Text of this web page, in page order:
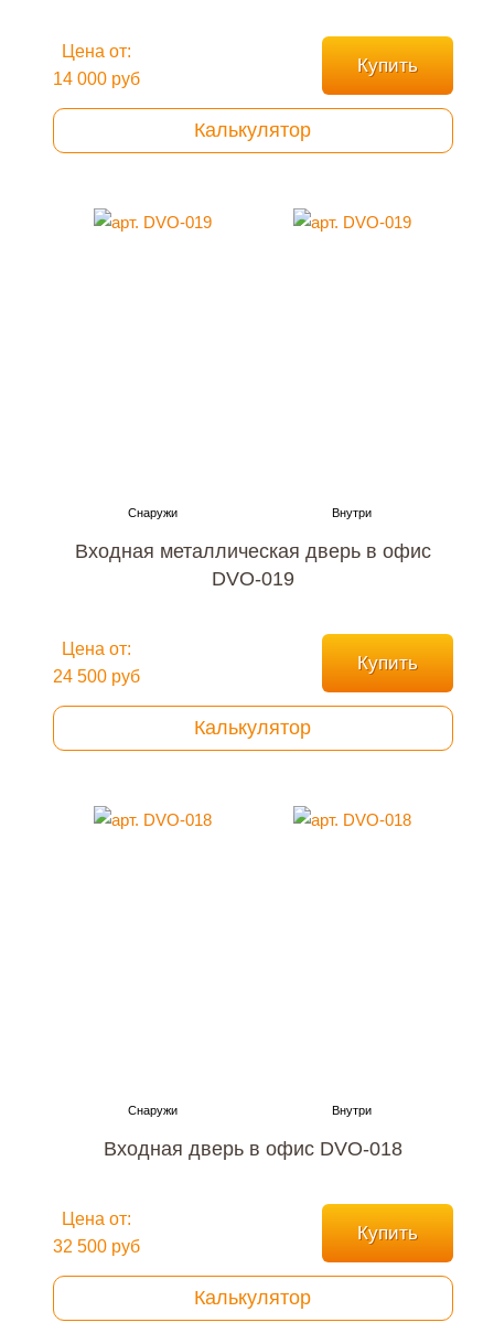
Цена от:
14 000 руб
Купить
Калькулятор
Входная металлическая дверь в офис
DVO-019
Цена от:
24 500 руб
Купить
Калькулятор
Входная дверь в офис DVO-018
Цена от:
32 500 руб
Купить
Калькулятор